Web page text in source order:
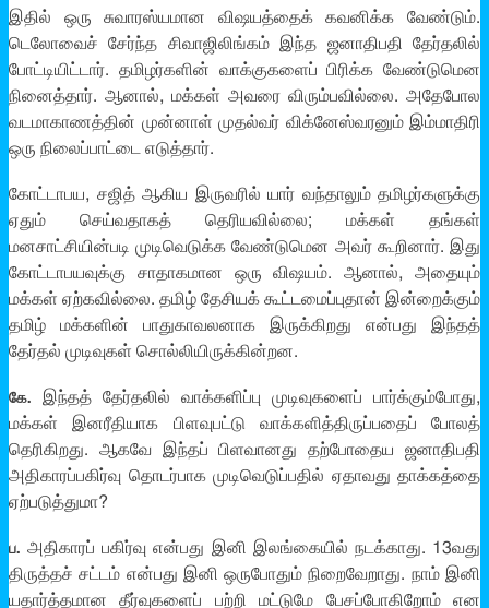
இதில் ஒரு சுவாரஸ்யமான விஷயத்தைக் கவனிக்க வேண்டும்.
டெலோவைச் சேர்ந்த சிவாஜிலிங்கம் இந்த ஜனாதிபதி தேர்தலில்
போட்டியிட்டார். தமிழர்களின் வாக்குகளைப் பிரிக்க வேண்டுமென
நினைத்தார். ஆனால், மக்கள் அவரை விரும்பவில்லை. அதேபோல
வடமாகாணத்தின் முன்னாள் முதல்வர் விக்னேஸ்வரனும் இம்மாதிரி
ஒரு நிலைப்பாட்டை எடுத்தார்.
கோட்டாபய, சஜித் ஆகிய இருவரில் யார் வந்தாலும் தமிழர்களுக்கு
ஏதும் செய்வதாகத் தெரியவில்லை; மக்கள் தங்கள்
மனசாட்சியின்படி முடிவெடுக்க வேண்டுமென அவர் கூறினார். இது
கோட்டாபயவுக்கு சாதாகமான ஒரு விஷயம். ஆனால், அதையும்
மக்கள் ஏற்கவில்லை. தமிழ் தேசியக் கூட்டமைப்புதான் இன்றைக்கும்
தமிழ் மக்களின் பாதுகாவலனாக இருக்கிறது என்பது இந்தத்
தேர்தல் முடிவுகள் சொல்லியிருக்கின்றன.
கே. இந்தத் தேர்தலில் வாக்களிப்பு முடிவுகளைப் பார்க்கும்போது,
மக்கள் இனரீதியாக பிளவுபட்டு வாக்களித்திருப்பதைப் போலத்
தெரிகிறது. ஆகவே இந்தப் பிளவானது தற்போதைய ஜனாதிபதி
அதிகாரப்பகிர்வு தொடர்பாக முடிவெடுப்பதில் ஏதாவது தாக்கத்தை
ஏற்படுத்துமா?
ப.அதிகாரப் பகிர்வு என்பது இனி இலங்கையில் நடக்காது. 13வது
திருத்தச் சட்டம் என்பது இனி ஒருபோதும் நிறைவேறாது. நாம் இனி
யதார்த்தமான தீர்வுகளைப் பற்றி மட்டுமே பேசப்போகிறோம் என